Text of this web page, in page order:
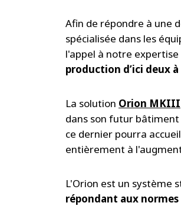
Afin de répondre à une
spécialisée dans les
l'appel à notre
production d’ici deux
La solution Orion MKIII
dans son futur
ce dernier pourra
entièrement à
L'Orion est un système
répondant aux